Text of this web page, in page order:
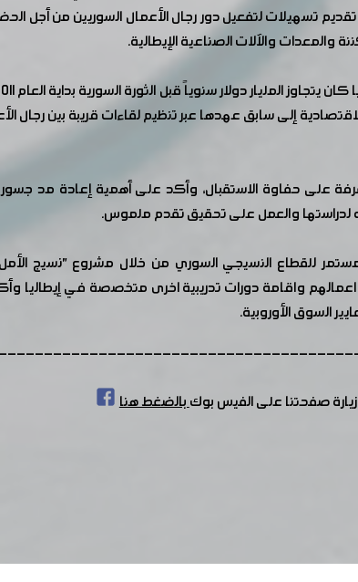
تسهيلات لتفعيل دور رجال الأعمال السوريين من أجل
والمعدات والآلات الصناعية الإيطالية.
إلى سابق عهدها عبر تنظيم لقاءات قريبة بين رجال
على حفاوة الاستقبال، وأكد على أهمية إعادة مد
لدراستها والعمل على تحقيق تقدم ملموس.
للقطاع النسيجي السوري من خلال مشروع "نسيج الأمل"
اعمالهم واقامة دورات تدريبية اخرى متخصصة في إيطاليا
السوق الأوروبية.
صفحتنا على الفيس بوكبالضغط هنا